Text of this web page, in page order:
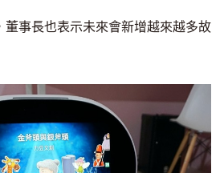
事長也表示未來會新增越來越多故